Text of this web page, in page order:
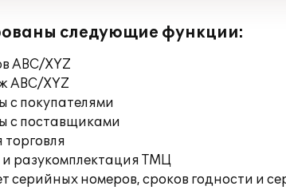
следующие функции:
ABC/XYZ
ABC/XYZ
с покупателями
с поставщиками
разукомплектация ТМЦ
серийных номеров, сроков годности и